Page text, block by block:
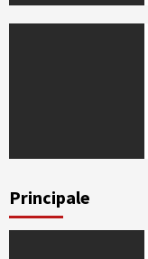
Principale